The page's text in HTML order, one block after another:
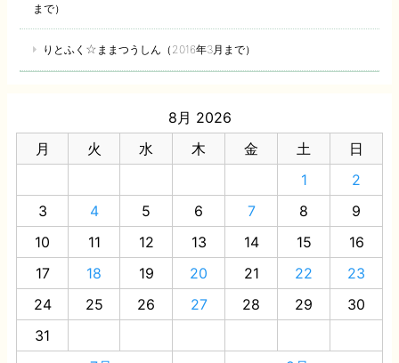
まで）
りとふく☆ままつうしん（2016年3月まで）
8月 2026
月
火 水 木 金 土
日
1
2
3
4 5 6 7 8
9
10
11 12 13 14 15
16
17
18 19 20 21 22
23
24
25 26 27 28 29
30
31